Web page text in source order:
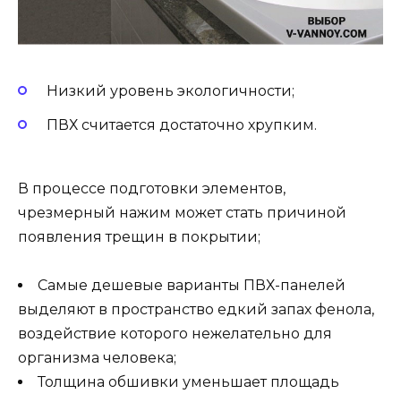
Низкий уровень экологичности;
ПВХ считается достаточно хрупким.
В процессе подготовки элементов,
чрезмерный нажим может стать причиной
появления трещин в покрытии;
Самые дешевые варианты ПВХ-панелей
выделяют в пространство едкий запах фенола,
воздействие которого нежелательно для
организма человека;
Толщина обшивки уменьшает площадь